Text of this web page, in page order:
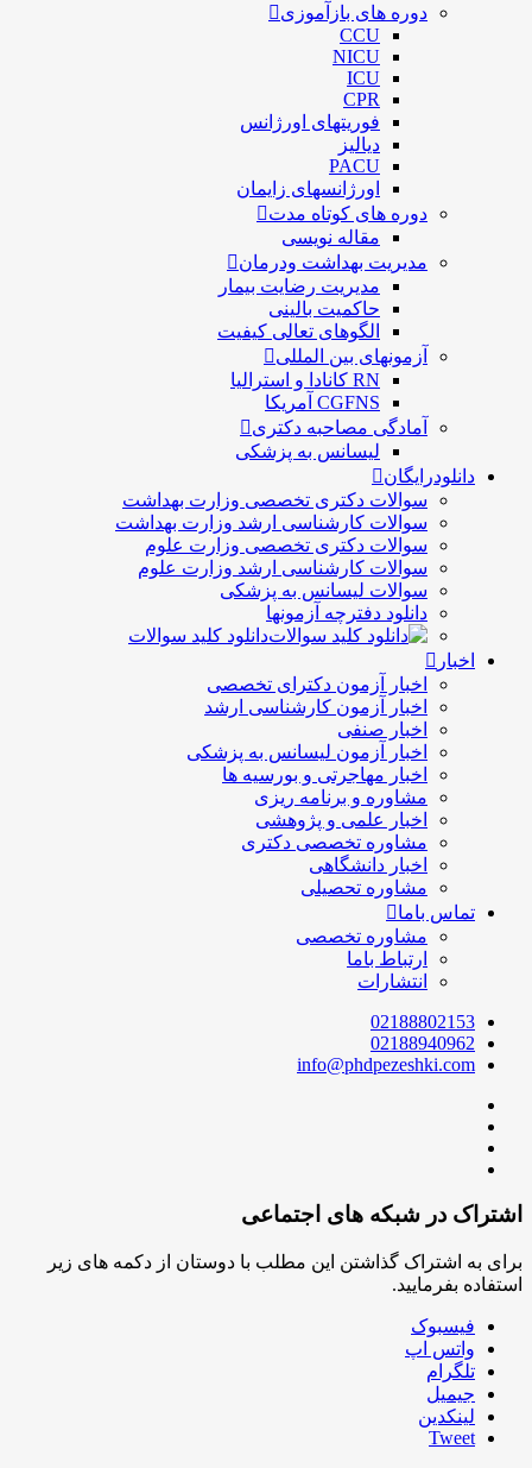
دوره های بازآموزی
CCU
NICU
ICU
CPR
فوریتهای اورژانس
دیالیز
PACU
اورژانسهای زایمان
دوره های کوتاه مدت
مقاله نویسی
مدیریت بهداشت ودرمان
مديريت رضايت بيمار
حاكميت بالينی
الگوهای تعالی کيفيت
آزمونهای بین المللی
RN کانادا و استرالیا
CGFNS آمریکا
آمادگی مصاحبه دکتری
لیسانس به پزشکی
دانلودرایگان
سوالات دکتری تخصصی وزارت بهداشت
سوالات کارشناسی ارشد وزارت بهداشت
سوالات دکتری تخصصی وزارت علوم
سوالات کارشناسی ارشد وزارت علوم
سوالات لیسانس به پزشکی
دانلود دفترچه آزمونها
دانلود کلید سوالات
اخبار
اخبار آزمون دکترای تخصصی
اخبار آزمون کارشناسی ارشد
اخبار صنفی
اخبار آزمون لیسانس به پزشکی
اخبار مهاجرتی و بورسیه ها
مشاوره و برنامه ریزی
اخبار علمی و پژوهشی
مشاوره تخصصی دکتری
اخبار دانشگاهی
مشاوره تحصیلی
تماس باما
مشاوره تخصصی
ارتباط باما
انتشارات
02188802153
02188940962
info@phdpezeshki.com
اشتراک در شبکه های اجتماعی
برای به اشتراک گذاشتن این مطلب با دوستان از دکمه های زیر
استفاده بفرمایید.
فیسبوک
واتس اپ
تلگرام
جیمیل
لینکدین
Tweet